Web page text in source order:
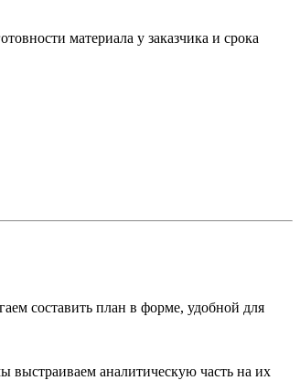
материала у заказчика и срока
составить план в форме, удобной для
выстраиваем аналитическую часть на их